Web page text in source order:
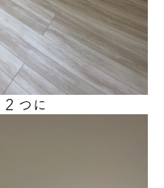
２つに